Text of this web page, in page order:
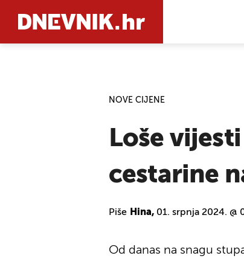
NOVE CIJENE
Loše
cestarine
Piše Hina, 01. srpnja 2024. @
Od danas na snagu